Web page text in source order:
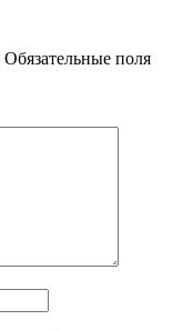
Обязательные поля